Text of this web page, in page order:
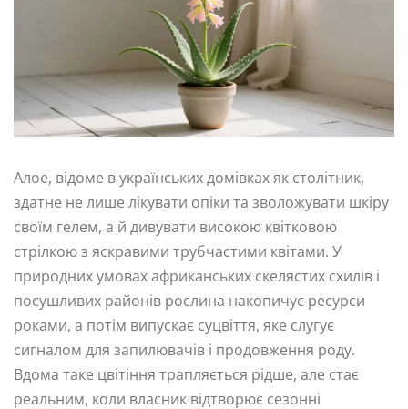
Алое, відоме в українських домівках як столітник,
здатне не лише лікувати опіки та зволожувати шкіру
своїм гелем, а й дивувати високою квітковою
стрілкою з яскравими трубчастими квітами. У
природних умовах африканських скелястих схилів і
посушливих районів рослина накопичує ресурси
роками, а потім випускає суцвіття, яке слугує
сигналом для запилювачів і продовження роду.
Вдома таке цвітіння трапляється рідше, але стає
реальним, коли власник відтворює сезонні